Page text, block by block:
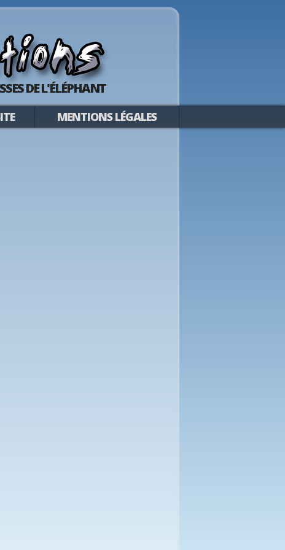
DE L'ÉLÉPHANT
MENTIONS LÉGALES